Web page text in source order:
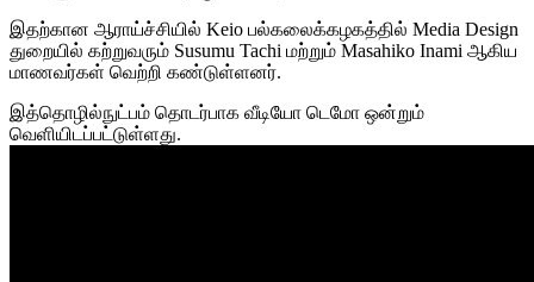
இதற்கான ஆராய்ச்சியில் Keio பல்கலைக்கழகத்தில் Media Design
துறையில் கற்றுவரும் Susumu Tachi மற்றும் Masahiko Inami ஆகிய
மாணவர்கள் வெற்றி கண்டுள்ளனர்.
இத்தொழில்நுட்பம் தொடர்பாக வீடியோ டெமோ ஒன்றும்
வெளியிடப்பட்டுள்ளது.